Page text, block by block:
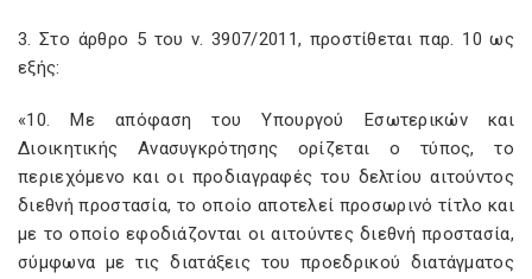
3. Στο άρθρο 5 του ν. 3907/2011, προστίθεται παρ. 10 ως
εξής:
«10. Με απόφαση του Υπουργού Εσωτερικών και
Διοικητικής Ανασυγκρότησης ορίζεται ο τύπος, το
περιεχόμενο και οι προδιαγραφές του δελτίου αιτούντος
διεθνή προστασία, το οποίο αποτελεί προσωρινό τίτλο και
με το οποίο εφοδιάζονται οι αιτούντες διεθνή προστασία,
σύμφωνα με τις διατάξεις του προεδρικού διατάγματος